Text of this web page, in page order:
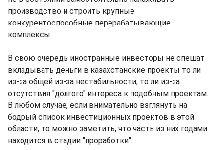
производство и строить крупные
конкурентоспособные перерабатывающие
комплексы.
В свою очередь иностранные инвесторы не спешат
вкладывать деньги в казахстанские проекты то ли
из-за общей из-за нестабильности, то ли из-за
отсутствия "долгого" интереса к подобным проектам.
В любом случае, если внимательно взглянуть на
бодрый список инвестиционных проектов в этой
области, то можно заметить, что часть из них годами
находится в стадии "проработки".